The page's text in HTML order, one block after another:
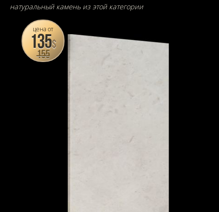
натуральный камень из этой категории
цена от
135$
155